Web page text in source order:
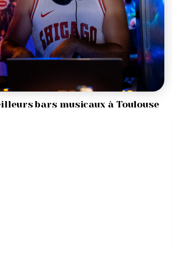
bars musicaux à Toulouse